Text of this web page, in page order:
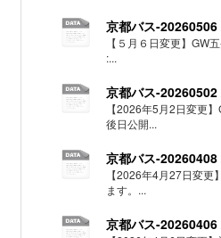
京都バス-
【５月６日変更】GW
:...
京都バス-
【2026年5月2日変更
後日公開...
京都バス-
【2026年4月27日変
ます。...
京都バス-